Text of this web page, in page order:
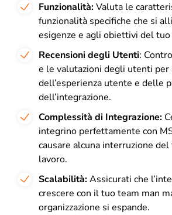
Funzionalità:Valuta le
funzionalità specifiche che si
esigenze e agli obiettivi del tuo
Recensioni degli Utenti:
e le valutazioni degli utenti per
dell’esperienza utente e delle
dell’integrazione.
Complessità di Integrazione:
integrino perfettamente con
causare alcuna interruzione
lavoro.
Scalabilità:Assicurati che
crescere con il tuo team man
organizzazione si espande.